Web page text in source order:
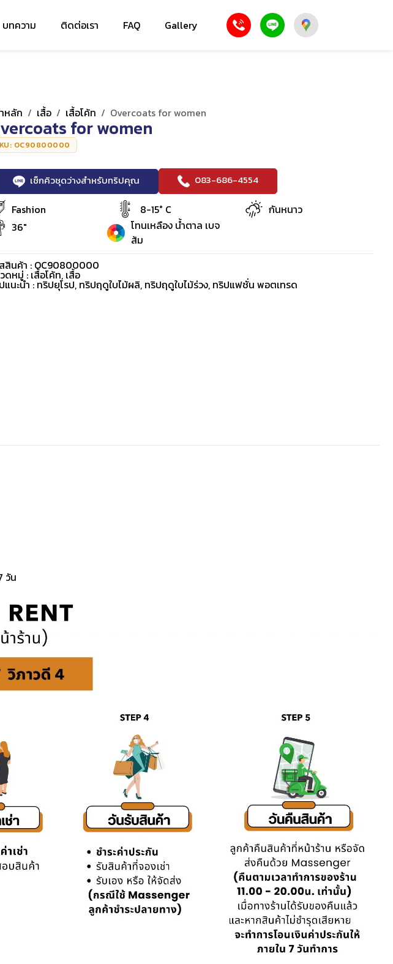
บทความ ติดต่อเรา FAQ Gallery
หลัก / เสื้อ / เสื้อโค้ท / Overcoats for women
for women
OC90800000
เช็กคิวชุดว่างสำหรับทริปคุณ 083-686-4554
Fashion 8-15° C
กันหนาว
36"
โทนเหลือง น้ำตาล เบจ
ส้ม
สินค้า : OC90800000
ดหมู่ : เสื้อโค้ท, เสื้อ
แนะนำ : ทริปยุโรป, ทริปฤดูใบไม้ผลิ, ทริปฤดูใบไม้ร่วง, ทริปแฟชั่น พอตเทรด
วัน